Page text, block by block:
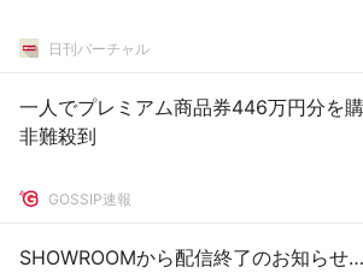
日刊バーチャル
一人でプレミアム商品券446万円分を
非難殺到
GOSSIP速報
SHOWROOMから配信終了のお知らせ…